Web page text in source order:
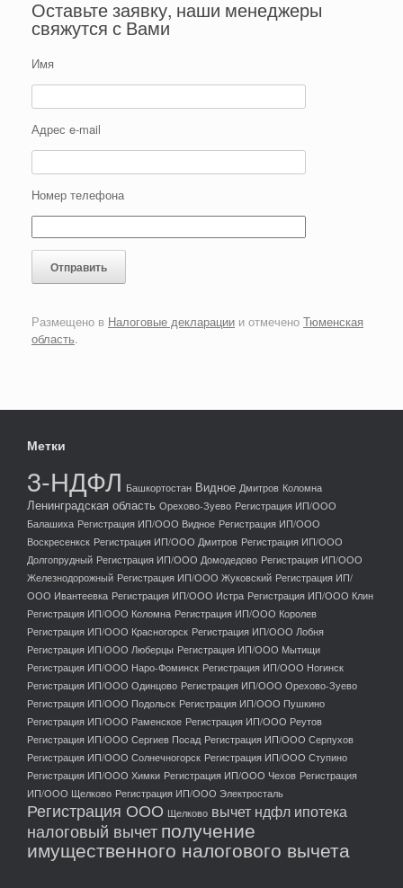
Оставьте заявку, наши менеджеры
свяжутся с Вами
Имя
Адрес e-mail
Номер телефона
Размещено в Налоговые декларации и отмечено Тюменская
область.
Метки
3-НДФЛ Башкортостан Видное Дмитров Коломна
Ленинградская область Орехово-Зуево Регистрация ИП/ООО
Балашиха Регистрация ИП/ООО Видное Регистрация ИП/ООО
Воскресенкск Регистрация ИП/ООО Дмитров Регистрация ИП/ООО
Долгопрудный Регистрация ИП/ООО Домодедово Регистрация ИП/ООО
Железнодорожный Регистрация ИП/ООО Жуковский Регистрация ИП/
ООО Ивантеевка Регистрация ИП/ООО Истра Регистрация ИП/ООО Клин
Регистрация ИП/ООО Коломна Регистрация ИП/ООО Королев
Регистрация ИП/ООО Красногорск Регистрация ИП/ООО Лобня
Регистрация ИП/ООО Люберцы Регистрация ИП/ООО Мытищи
Регистрация ИП/ООО Наро-Фоминск Регистрация ИП/ООО Ногинск
Регистрация ИП/ООО Одинцово Регистрация ИП/ООО Орехово-Зуево
Регистрация ИП/ООО Подольск Регистрация ИП/ООО Пушкино
Регистрация ИП/ООО Раменское Регистрация ИП/ООО Реутов
Регистрация ИП/ООО Сергиев Посад Регистрация ИП/ООО Серпухов
Регистрация ИП/ООО Солнечногорск Регистрация ИП/ООО Ступино
Регистрация ИП/ООО Химки Регистрация ИП/ООО Чехов Регистрация
ИП/ООО Щелково Регистрация ИП/ООО Электросталь
Регистрация ООО Щелково вычет ндфл ипотека
налоговый вычетполучение
имущественного налогового вычета